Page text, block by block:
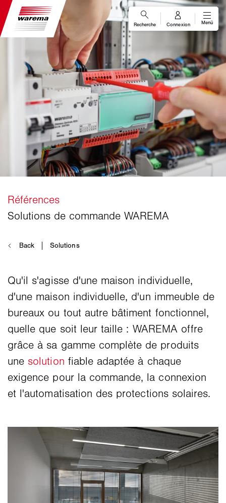
Qu'il s'agisse d'une maison individuelle,
d'une maison individuelle, d'un immeuble de
bureaux ou tout autre bâtiment fonctionnel,
quelle que soit leur taille : WAREMA offre
grâce à sa gamme complète de produits
une solution fiable adaptée à chaque
exigence pour la commande, la connexion
et l'automatisation des protections solaires.